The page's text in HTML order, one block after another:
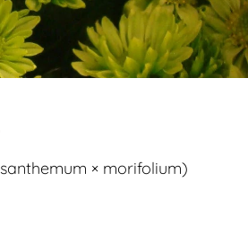
× morifolium)